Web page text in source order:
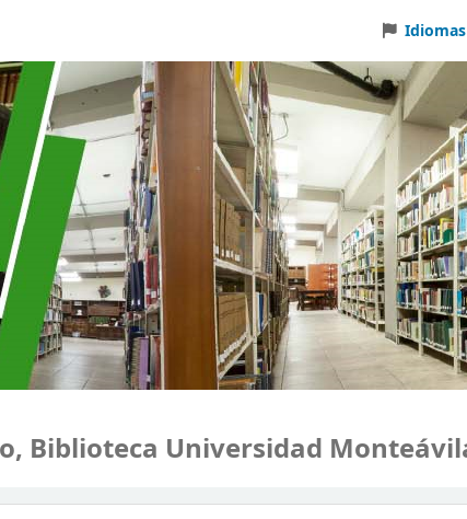
Idiomas
Universidad Monteávila